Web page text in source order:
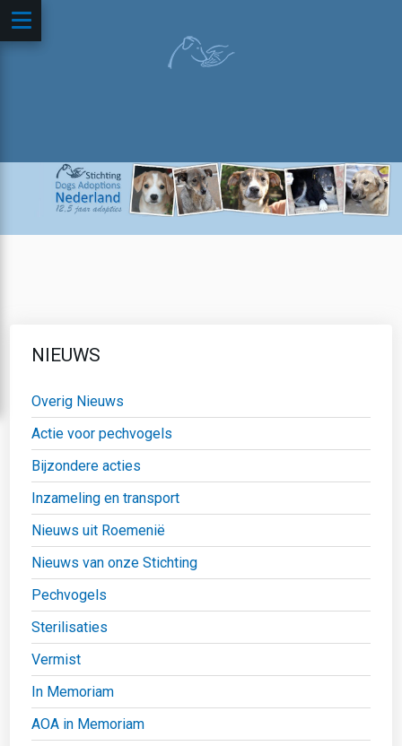
NIEUWS
Overig Nieuws
Actie voor pechvogels
Bijzondere acties
Inzameling en transport
Nieuws uit Roemenië
Nieuws van onze Stichting
Pechvogels
Sterilisaties
Vermist
In Memoriam
AOA in Memoriam